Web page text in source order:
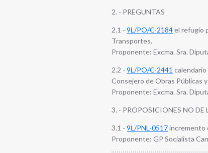
2. - PREGUNTAS
2.1 - 9L/PO/C-2184el refugio
Transportes.
Proponente: Excma. Sra.
2.2 - 9L/PO/C-2441
Consejero de Obras Públicas
Proponente: Excma. Sra.
3. - PROPOSICIONES NO DE
3.1 - 9L/PNL-0517incremento
Proponente: GP Socialista